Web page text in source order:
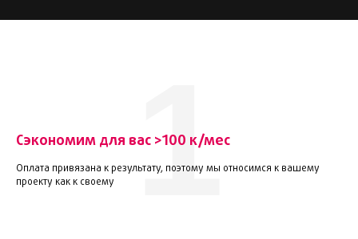
Сэкономим для вас >100 к/мес
Оплата привязана к результату, поэтому мы относимся к вашему
проекту как к своему
1